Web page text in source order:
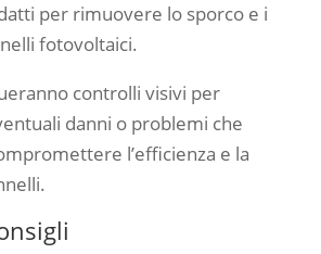
per rimuovere lo sporco e i
fotovoltaici.
controlli visivi per
danni o problemi che
l’efficienza e la